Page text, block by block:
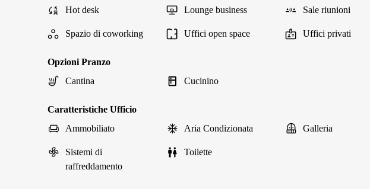
Hot desk
Lounge business Sale riunioni
Spazio di coworking Uffici open space Uffici privati
Opzioni Pranzo
Cantina
Cucinino
Caratteristiche Ufficio
Ammobiliato
Aria Condizionata Galleria
Sistemi di
raffreddamento
Toilette